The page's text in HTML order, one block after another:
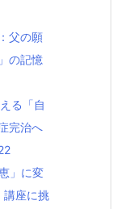
父の願
の記憶
る「自
完治へ
」に変
講座に挑